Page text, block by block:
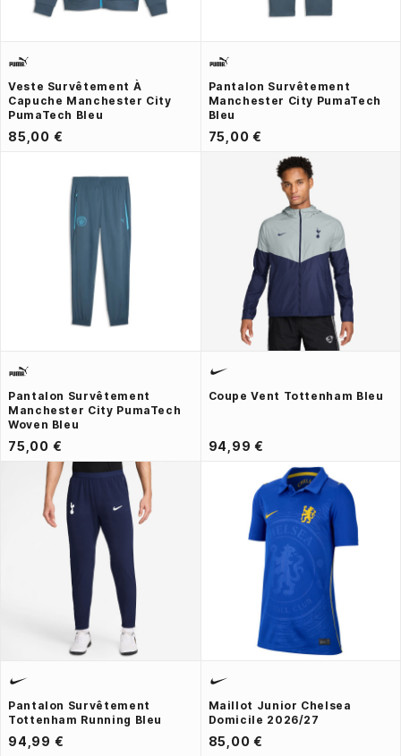
Veste Survêtement À
Capuche Manchester City
PumaTech Bleu
85,00 €
Pantalon Survêtement
Manchester City PumaTech
Bleu
75,00 €
Pantalon Survêtement
Manchester City PumaTech
Woven Bleu
75,00 €
Coupe Vent Tottenham Bleu
94,99 €
Pantalon Survêtement
Tottenham Running Bleu
94,99 €
Maillot Junior Chelsea
Domicile 2026/27
85,00 €